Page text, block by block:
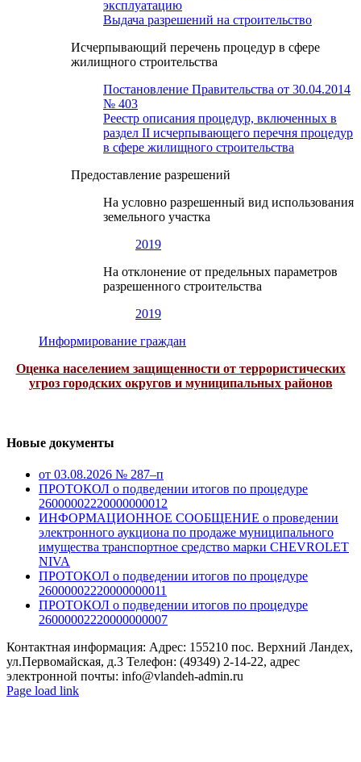
эксплуатацию
Выдача разрешений на строительство
Исчерпывающий перечень процедур в сфере
жилищного строительства
Постановление Правительства от 30.04.2014
№ 403
Реестр описания процедур, включенных в
раздел II исчерпывающего перечня процедур
в сфере жилищного строительства
Предоставление разрешений
На условно разрешенный вид использования
земельного участка
2019
На отклонение от предельных параметров
разрешенного строительства
2019
Информирование граждан
Оценка населением защищенности от террористических
угроз городских округов и муниципальных районов
Новые документы
от 03.08.2026 № 287–п
ПРОТОКОЛ о подведении итогов по процедуре
26000002220000000012
ИНФОРМАЦИОННОЕ СООБЩЕНИЕ о проведении
электронного аукциона по продаже муниципального
имущества транспортное средство марки CHEVROLET
NIVA
ПРОТОКОЛ о подведении итогов по процедуре
26000002220000000011
ПРОТОКОЛ о подведении итогов по процедуре
26000002220000000007
Контактная информация: Адрес: 155210 пос. Верхний Ландех,
ул.Первомайская, д.3 Телефон: (49349) 2-14-22, адрес
электронной почты: info@vlandeh-admin.ru
Page load link